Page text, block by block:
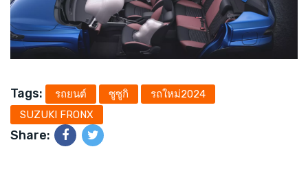
Tags: รถยนต์ ซูซูกิ
รถใหม่2024
SUZUKI FRONX
Share: